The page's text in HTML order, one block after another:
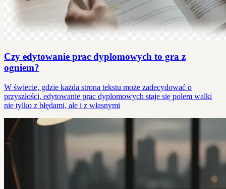
Czy edytowanie prac dyplomowych to gra z
ogniem?
W świecie, gdzie każda strona tekstu może zadecydować o
przyszłości, edytowanie prac dyplomowych staje się polem walki
nie tylko z błędami, ale i z własnymi